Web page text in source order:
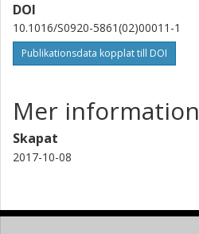
DOI
10.1016/S0920-5861(02)00011-1
Publikationsdata kopplat till DOI
Mer information
Skapat
2017-10-08